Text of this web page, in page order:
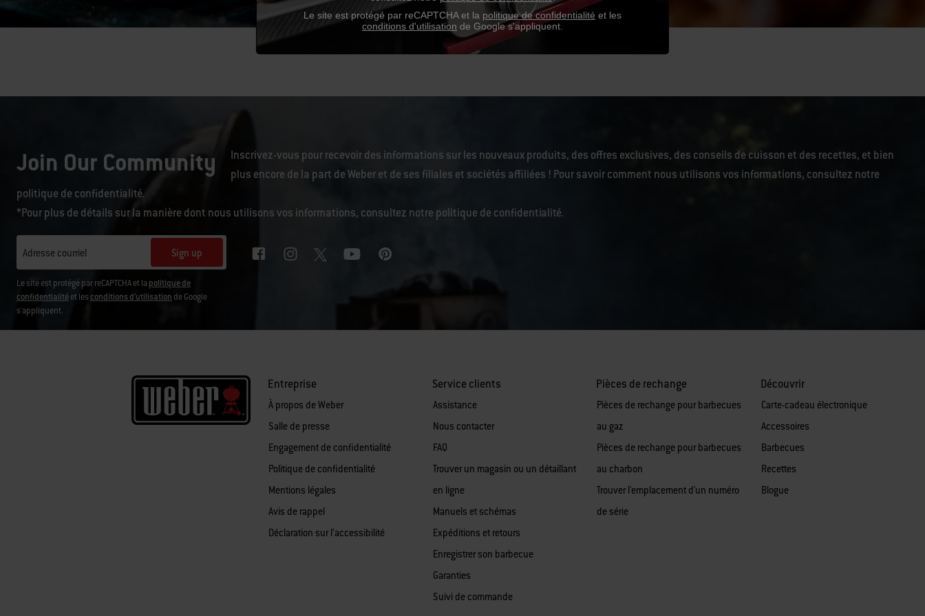
Join Our Community
Inscrivez-vous pour recevoir des informations sur les nouveaux produits, des offres exclusives, des conseils de cuisson et des recettes, et bien
plus encore de la part de Weber et de ses filiales et sociétés affiliées ! Pour savoir comment nous utilisons vos informations, consultez notre
politique de confidentialité.
*Pour plus de détails sur la manière dont nous utilisons vos informations, consultez notre politique de confidentialité.
Adresse courriel Sign up
Le site est protégé par reCAPTCHA et la politique de
confidentialitéet les conditions d'utilisation de Google
s'appliquent.
Entreprise
À propos de Weber
Salle de presse
Engagement de confidentialité
Politique de confidentialité
Mentions légales
Avis de rappel
Déclaration sur l’accessibilité
Service clients
Assistance
Nous contacter
FAQ
Trouver un magasin ou un détaillant
en ligne
Manuels et schémas
Expéditions et retours
Enregistrer son barbecue
Garanties
Suivi de commande
Pièces de rechange
Pièces de rechange pour barbecues
au gaz
Pièces de rechange pour barbecues
au charbon
Trouver l'emplacement d'un numéro
de série
Découvrir
Carte-cadeau électronique
Accessoires
Barbecues
Recettes
Blogue
Le site est protégé par reCAPTCHA et la politique de confidentialité et les
conditions d'utilisation de Google s'appliquent.